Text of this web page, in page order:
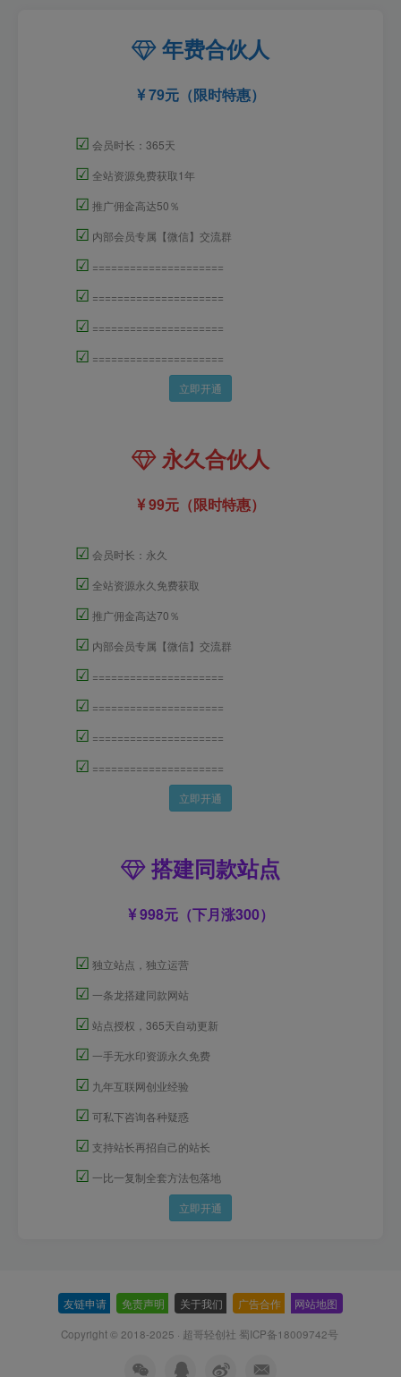
年费合伙人
79元（限时特惠）
☑ 会员时长：365天
☑ 全站资源免费获取1年
☑ 推广佣金高达50％
☑ 内部会员专属【微信】交流群
☑ =====================
☑ =====================
☑ =====================
☑ =====================
立即开通
永久合伙人
99元（限时特惠）
☑ 会员时长：永久
☑ 全站资源永久免费获取
☑ 推广佣金高达70％
☑ 内部会员专属【微信】交流群
☑ =====================
☑ =====================
☑ =====================
☑ =====================
立即开通
搭建同款站点
998元（下月涨300）
☑ 独立站点，独立运营
☑ 一条龙搭建同款网站
☑ 站点授权，365天自动更新
☑ 一手无水印资源永久免费
☑ 九年互联网创业经验
☑ 可私下咨询各种疑惑
☑ 支持站长再招自己的站长
☑ 一比一复制全套方法包落地
立即开通
友链申请 免责声明 关于我们 广告合作 网站地图
Copyright © 2018-2025 · 超哥轻创社 蜀ICP备18009742号